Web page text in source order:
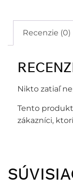
Recenzie (0)
Nikto zatiaľ
Tento
zákazníci,